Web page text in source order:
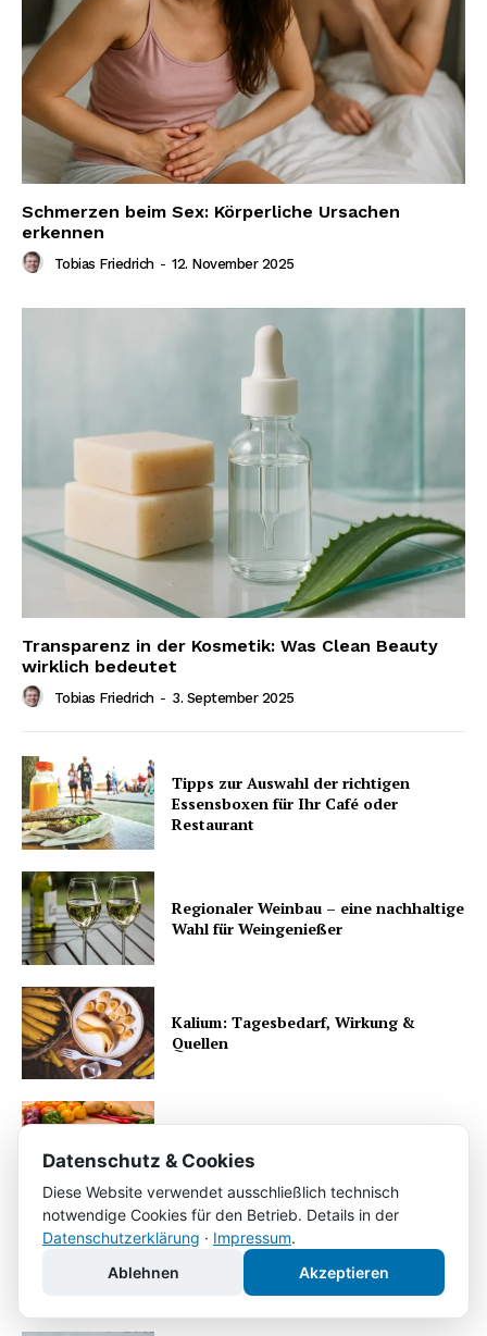
Schmerzen beim Sex: Körperliche Ursachen
erkennen
Tobias Friedrich - 12. November 2025
Transparenz in der Kosmetik: Was Clean Beauty
wirklich bedeutet
Tobias Friedrich - 3. September 2025
Tipps zur Auswahl der richtigen
Essensboxen für Ihr Café oder
Restaurant
Regionaler Weinbau – eine nachhaltige
Wahl für Weingenießer
Kalium: Tagesbedarf, Wirkung &
Quellen
und Quellen
Vitamin K: Tagesbedarf und
Vorkommen
Datenschutz & Cookies
Diese Website verwendet ausschließlich technisch
notwendige Cookies für den Betrieb. Details in der
Datenschutzerklärung · Impressum.
Ablehnen
Akzeptieren